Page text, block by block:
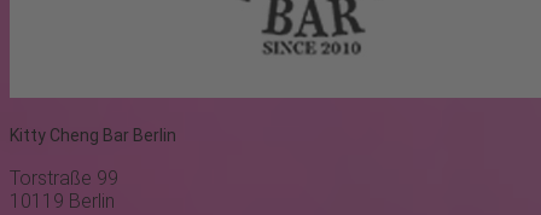
Kitty Cheng Bar Berlin
Torstraße 99
10119 Berlin